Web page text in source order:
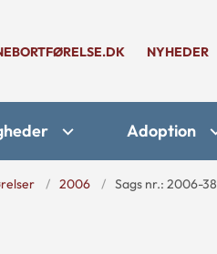
NYHEDER
Adoption
2006 Sags nr.: 2006-38